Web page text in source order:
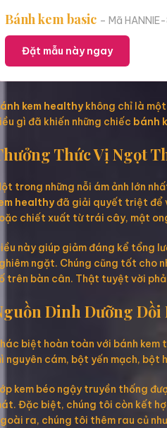
Bánh kem basic – Mã
Đặt mẫu này ngay
kem healthykhông chỉ là một
gì đã khiến những chiếc bánh
Thức Vị Ngọt
trong những nỗi ám ảnh lớn
healthyđã giải quyết triệt để
chiết xuất từ trái cây, mật
này giúp giảm đáng kể tổng
ngặt. Chúng cũng tốt cho
trên bàn cân. Thật tuyệt vời
Dinh Dưỡng Dồi
biệt hoàn toàn với bánh kem
nguyên cám, bột yến mạch, bột
kem béo ngậy truyền thống
Đặc biệt, chúng tôi còn kết
ra, chúng tôi thêm rau củ